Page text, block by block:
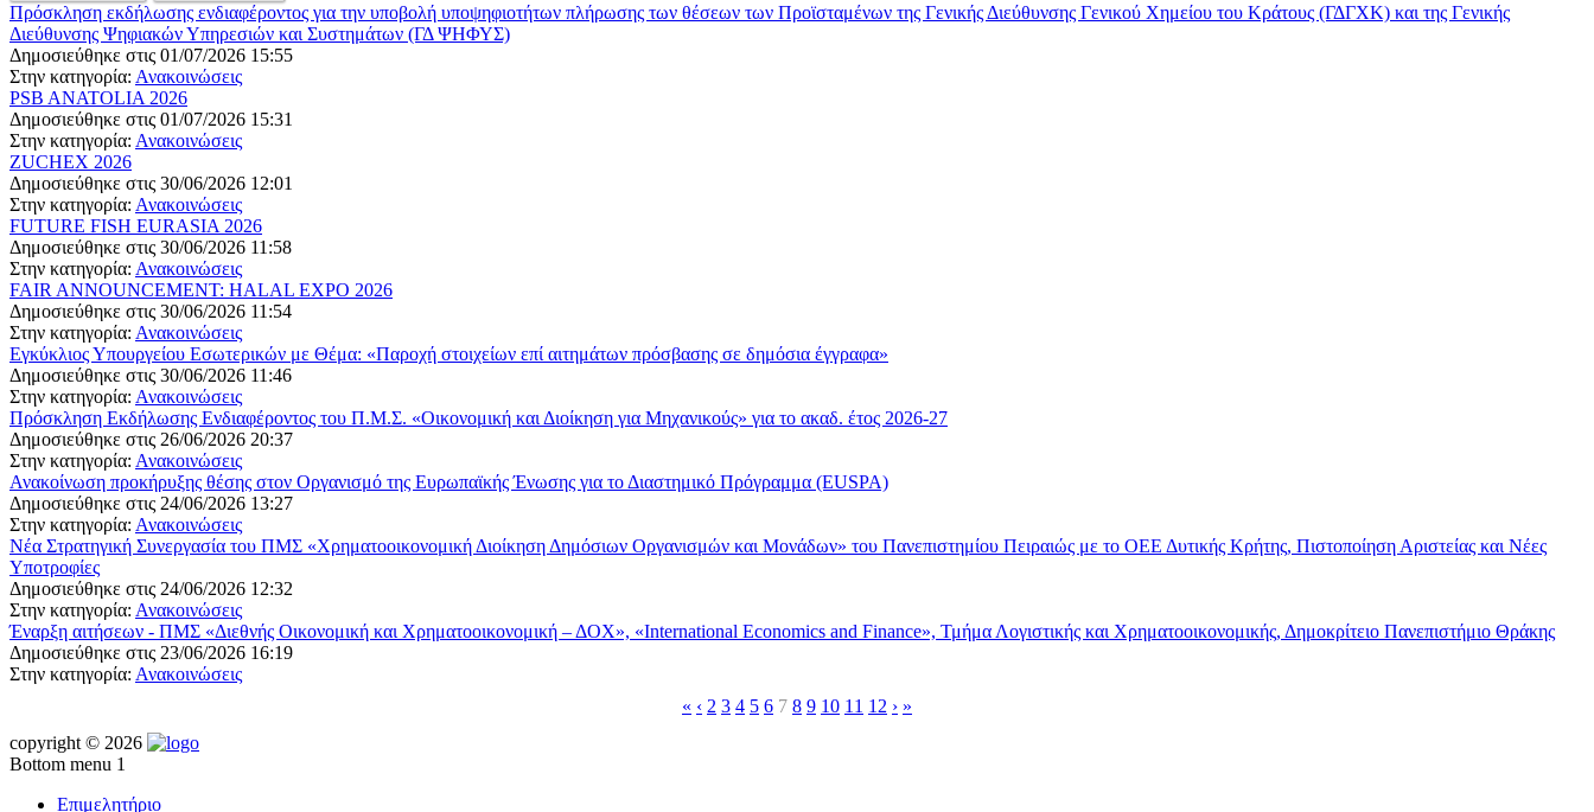
Πρόσκληση εκδήλωσης ενδιαφέροντος για την υποβολή υποψηφιοτήτων πλήρωσης των θέσεων των Προϊσταμένων της Γενικής Διεύθυνσης Γενικού Χημείου του Κράτους (ΓΔΓΧΚ) και της Γενικής
Διεύθυνσης Ψηφιακών Υπηρεσιών και Συστημάτων (ΓΔ ΨΗΦΥΣ)
Δημοσιεύθηκε στις 01/07/2026 15:55
Στην κατηγορία: Ανακοινώσεις
PSB ANATOLIA 2026
Δημοσιεύθηκε στις 01/07/2026 15:31
Στην κατηγορία: Ανακοινώσεις
ZUCHEX 2026
Δημοσιεύθηκε στις 30/06/2026 12:01
Στην κατηγορία: Ανακοινώσεις
FUTURE FISH EURASIA 2026
Δημοσιεύθηκε στις 30/06/2026 11:58
Στην κατηγορία: Ανακοινώσεις
FAIR ANNOUNCEMENT: HALAL EXPO 2026
Δημοσιεύθηκε στις 30/06/2026 11:54
Στην κατηγορία: Ανακοινώσεις
Εγκύκλιος Υπουργείου Εσωτερικών με Θέμα: «Παροχή στοιχείων επί αιτημάτων πρόσβασης σε δημόσια έγγραφα»
Δημοσιεύθηκε στις 30/06/2026 11:46
Στην κατηγορία: Ανακοινώσεις
Πρόσκληση Εκδήλωσης Ενδιαφέροντος του Π.Μ.Σ. «Οικονομική και Διοίκηση για Μηχανικούς» για το ακαδ. έτος 2026-27
Δημοσιεύθηκε στις 26/06/2026 20:37
Στην κατηγορία: Ανακοινώσεις
Ανακοίνωση προκήρυξης θέσης στον Οργανισμό της Ευρωπαϊκής Ένωσης για το Διαστημικό Πρόγραμμα (EUSPA)
Δημοσιεύθηκε στις 24/06/2026 13:27
Στην κατηγορία: Ανακοινώσεις
Νέα Στρατηγική Συνεργασία του ΠΜΣ «Χρηματοοικονομική Διοίκηση Δημόσιων Οργανισμών και Μονάδων» του Πανεπιστημίου Πειραιώς με το ΟΕΕ Δυτικής Κρήτης, Πιστοποίηση Αριστείας και Νέες
Υποτροφίες
Δημοσιεύθηκε στις 24/06/2026 12:32
Στην κατηγορία: Ανακοινώσεις
Έναρξη αιτήσεων - ΠΜΣ «Διεθνής Οικονομική και Χρηματοοικονομική – ΔΟΧ», «International Economics and Finance», Τμήμα Λογιστικής και Χρηματοοικονομικής, Δημοκρίτειο Πανεπιστήμιο Θράκης
Δημοσιεύθηκε στις 23/06/2026 16:19
Στην κατηγορία: Ανακοινώσεις
« ‹ 2 3 4 5 6 7 8 9 10 11 12 › »
copyright © 2026
Bottom menu 1
Επιμελητήριο